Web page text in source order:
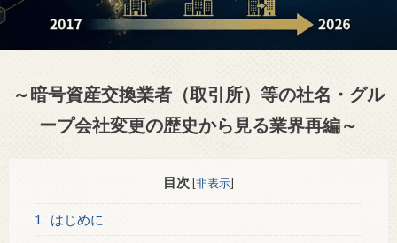
～暗号資産交換業者（取引所）等の社名・グル
ープ会社変更の歴史から見る業界再編～
目次 [非表示]
1 はじめに